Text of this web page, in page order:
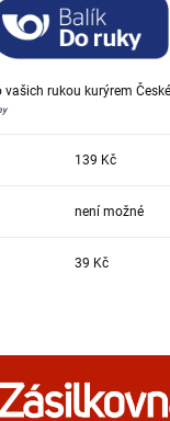
vašich rukou kurýrem
139 Kč
není možné
39 Kč